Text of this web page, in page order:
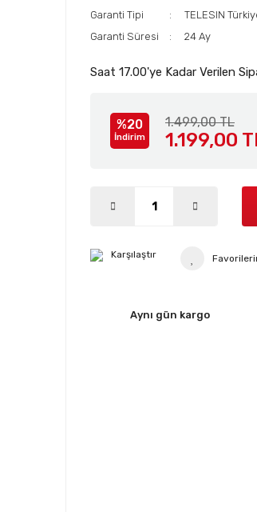
Garanti Tipi
TELESIN
Garanti Süresi
24 Ay
Saat 17.00'ye Kadar Verilen
%20
İndirim
1.499,00 TL
1.199,00
Karşılaştır
Aynı gün kargo